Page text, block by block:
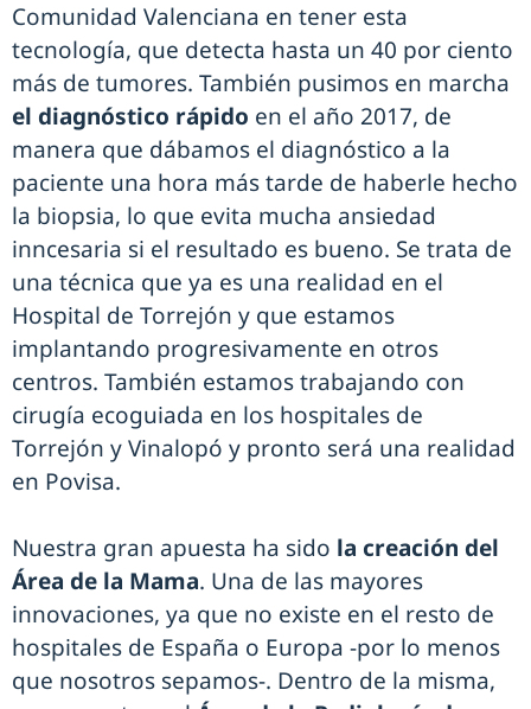
Comunidad Valenciana en tener esta
tecnología, que detecta hasta un 40 por ciento
más de tumores. También pusimos en marcha
el diagnóstico rápido en el año 2017, de
manera que dábamos el diagnóstico a la
paciente una hora más tarde de haberle hecho
la biopsia, lo que evita mucha ansiedad
inncesaria si el resultado es bueno. Se trata de
una técnica que ya es una realidad en el
Hospital de Torrejón y que estamos
implantando progresivamente en otros
centros. También estamos trabajando con
cirugía ecoguiada en los hospitales de
Torrejón y Vinalopó y pronto será una realidad
en Povisa.
Nuestra gran apuesta ha sido la creación del
Área de la Mama. Una de las mayores
innovaciones, ya que no existe en el resto de
hospitales de España o Europa -por lo menos
que nosotros sepamos-. Dentro de la misma,